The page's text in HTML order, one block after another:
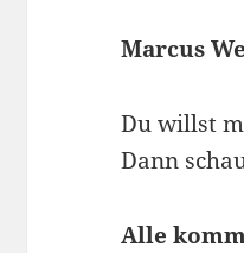
Marcus
Du willst
Dann
Alle